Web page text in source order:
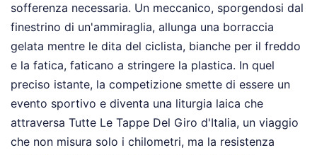
sofferenza necessaria. Un meccanico, sporgendosi dal
finestrino di un'ammiraglia, allunga una borraccia
gelata mentre le dita del ciclista, bianche per il freddo
e la fatica, faticano a stringere la plastica. In quel
preciso istante, la competizione smette di essere un
evento sportivo e diventa una liturgia laica che
attraversa Tutte Le Tappe Del Giro d'Italia, un viaggio
che non misura solo i chilometri, ma la resistenza